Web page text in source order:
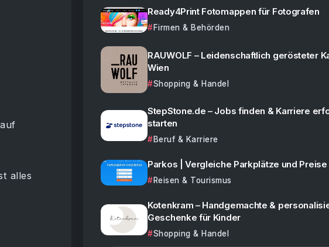
alles
Ready4Print Fotomappen für Fotografen
Firmen & Behörden
RAUWOLF – Leidenschaftlich gerösteter
Wien
Shopping & Handel
StepStone.de – Jobs finden & Karriere
starten
Beruf & Karriere
Parkos | Vergleiche Parkplätze und Preise
Reisen & Tourismus
Kotenkram – Handgemachte &
Geschenke für Kinder
Shopping & Handel